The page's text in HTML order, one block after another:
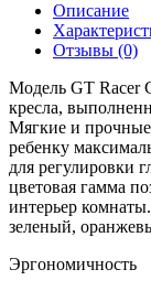
Описание
Отзывы (0)
Модель GT Racer
кресла,
Мягкие и прочные
ребенку
для регулировки
цветовая гамма
интерьер
зеленый,
Эргономичность